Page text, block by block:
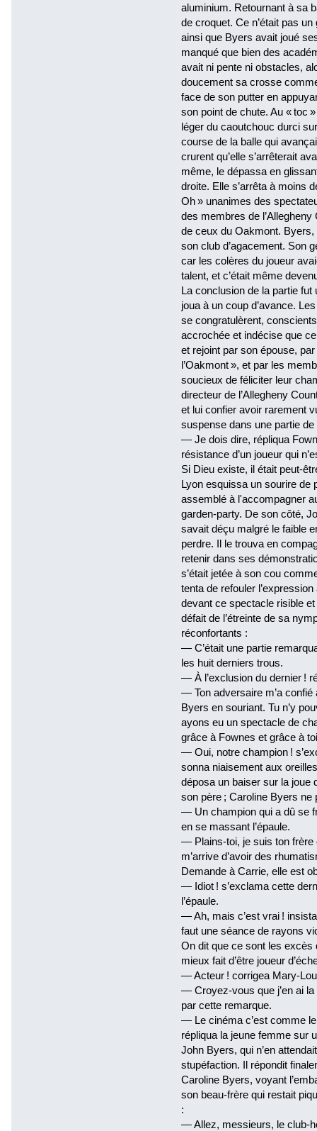
aluminium. Retournant à sa
de croquet. Ce n’était pas
ainsi que Byers avait joué
manqué que bien des
avait ni pente ni obstacles,
doucement sa crosse
face de son putter en
son point de chute. Au « toc
léger du caoutchouc durci
course de la balle qui
crurent qu’elle s’arrêterait
même, le dépassa en
droite. Elle s’arrêta à moins
Oh » unanimes des
des membres de
de ceux du Oakmont.
son club d’agacement. Son
car les colères du joueur
talent, et c’était même
La conclusion de la partie
joua à un coup d’avance.
se congratulèrent,
accrochée et indécise que
et rejoint par son épouse,
l’Oakmont », et par les
soucieux de féliciter leur
directeur de l’Allegheny
et lui confier avoir rarement
suspense dans une partie de
— Je dois dire, répliqua
résistance d’un joueur qui
Si Dieu existe, il était peut-
Lyon esquissa un sourire de
assemblé à l'accompagner
garden-party. De son côté,
savait déçu malgré le faible
perdre. Il le trouva en
retenir dans ses
s’était jetée à son cou
tenta de refouler
devant ce spectacle risible
défait de l’étreinte de sa
réconfortants :
— C’était une partie
les huit derniers trous.
— À l’exclusion du dernier !
— Ton adversaire m’a
Byers en souriant. Tu n’y
ayons eu un spectacle de
grâce à Fownes et grâce à
— Oui, notre champion !
sonna niaisement aux
déposa un baiser sur la joue
son père ; Caroline Byers ne
— Un champion qui a dû se
en se massant l’épaule.
— Plains-toi, je suis ton frère
m’arrive d’avoir des
Demande à Carrie, elle est
— Idiot ! s’exclama cette
l’épaule.
— Ah, mais c’est vrai !
faut une séance de rayons
On dit que ce sont les excès
mieux fait d’être joueur
— Acteur ! corrigea Mary-
— Croyez-vous que j’en ai
par cette remarque.
— Le cinéma c’est comme
répliqua la jeune femme sur
John Byers, qui n’en
stupéfaction. Il répondit
Caroline Byers, voyant
son beau-frère qui restait
:
— Allez, messieurs, le club-